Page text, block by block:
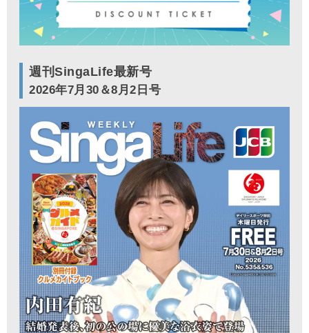
週刊SingaLife最新号
2026年7月30＆8月2日号